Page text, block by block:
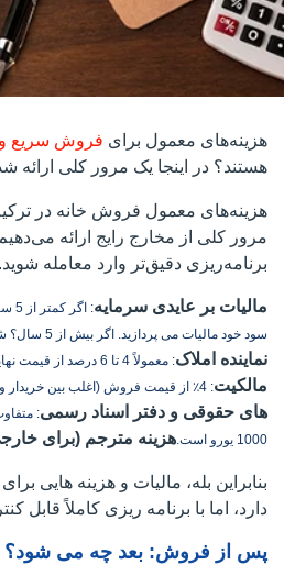
هزینه‌های معمول برای فروش سریع و
هستند؟ در اینجا یک مرور کلی ارائه
هزینه‌های معمول فروش خانه در
مرور کلی از مخارج رایج ارائه می‌دهیم
برنامه‌ریزی دقیق‌تر وارد معامله شوید.
مالیات بر عایدی سرمایه
:
سود خود مالیات می پردازید. اگر بیش از 5 سال؟ شما معاف هستید
نماینده املاک: معمولاً 4 تا 6 درصد از قیمت نهایی فروش است.
مالکیت: 4٪ از قیمت فروش (اغلب بین خریدار و فروشنده تقسیم می شود).
های حقوقی و دفتر اسناد رسمی
1000 یورو است.
هزینه مترجم (برای
بنابراین بله، مالیات و هزینه هایی
دارد، اما با برنامه ریزی کاملاً قابل
پس از فروش: بعد چه می شود؟